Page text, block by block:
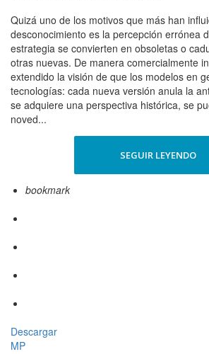
Quizá uno de los motivos que más han
desconocimiento es la percepción errónea
estrategia se convierten en obsoletas o
otras nuevas. De manera comercialmente
extendido la visión de que los modelos en
tecnologías: cada nueva versión anula la
se adquiere una perspectiva histórica, se
noved...
SEGUIR LEYENDO
bookmark
Descargar
MP